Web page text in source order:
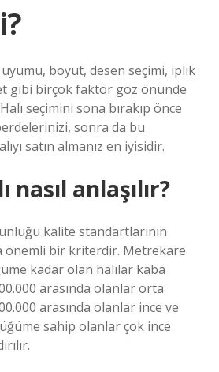
boyut, desen seçimi, iplik
gibi birçok faktör göz önünde
seçimini sona bırakıp önce
sonra da bu
satın almanız en iyisidir.
nasıl anlaşılır?
kalite standartlarının
önemli bir kriterdir. Metrekare
kadar olan halılar kaba
arasında olanlar orta
arasında olanlar ince ve
sahip olanlar çok ince